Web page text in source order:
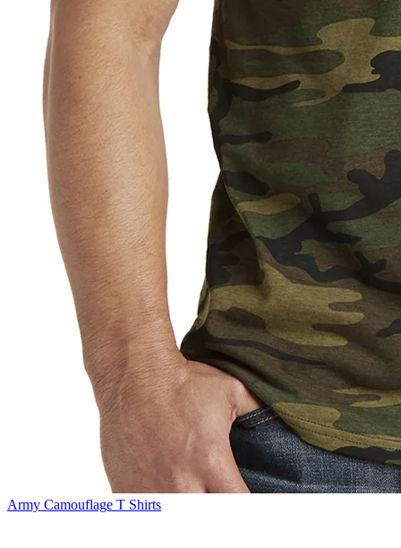
Army Camouflage T Shirts